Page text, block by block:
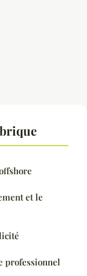
et le
professionnel